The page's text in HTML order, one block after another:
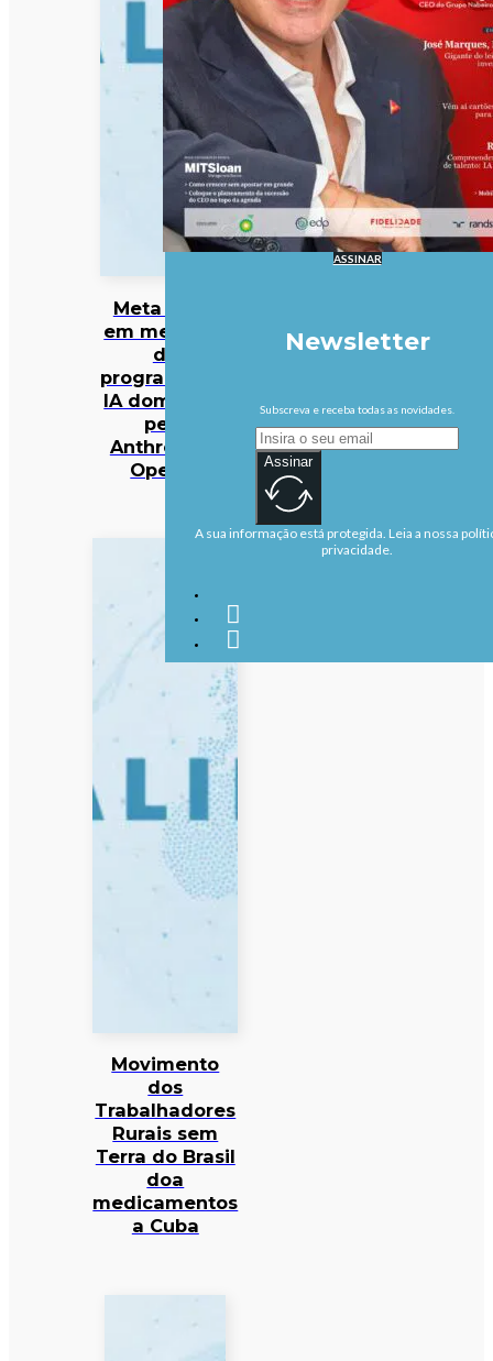
Meta entra
em mercado
da
programação
IA dominado
pela
Anthropic e
OpenAI
Movimento
dos
Trabalhadores
Rurais sem
Terra do Brasil
doa
medicamentos
a Cuba
ASSINAR
Newsletter
Subscreva e receba todas as novidades.
Assinar
A sua informação está protegida. Leia a nossa
privacidade.